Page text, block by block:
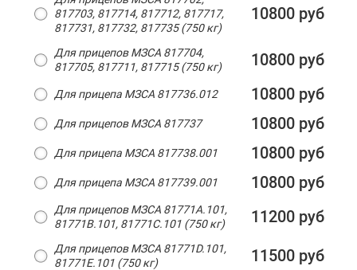
817703, 817714, 817712, 817717,
817731, 817732, 817735 (750 кг)
10800 руб
Для прицепов МЗСА 817704,
817705, 817711, 817715 (750 кг)
10800 руб
Для прицепа МЗСА 817736.012 10800 руб
Для прицепов МЗСА 817737 10800 руб
Для прицепа МЗСА 817738.001 10800 руб
Для прицепа МЗСА 817739.001 10800 руб
Для прицепов МЗСА 81771A.101,
81771B.101, 81771C.101 (750 кг)
11200 руб
Для прицепов МЗСА 81771D.101,
81771E.101 (750 кг)
11500 руб